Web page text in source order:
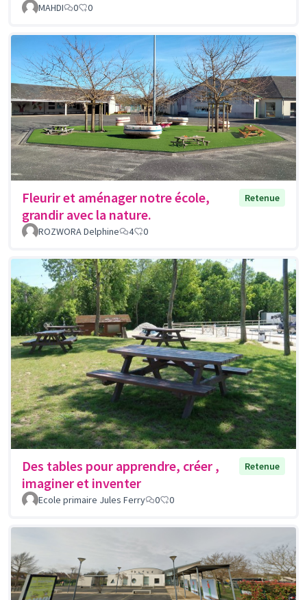
MAHDI
0 0
Fleurir et aménager notre école,
grandir avec la nature.
Retenue
ROZWORA Delphine 4 0
Des tables pour apprendre, créer ,
imaginer et inventer
Retenue
Ecole primaire Jules Ferry 0 0